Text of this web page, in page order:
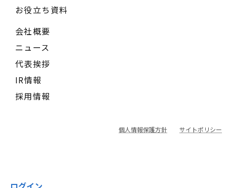
お役立ち資料
会社概要
ニュース
代表挨拶
IR情報
採用情報
個人情報保護方針 サイトポリシー